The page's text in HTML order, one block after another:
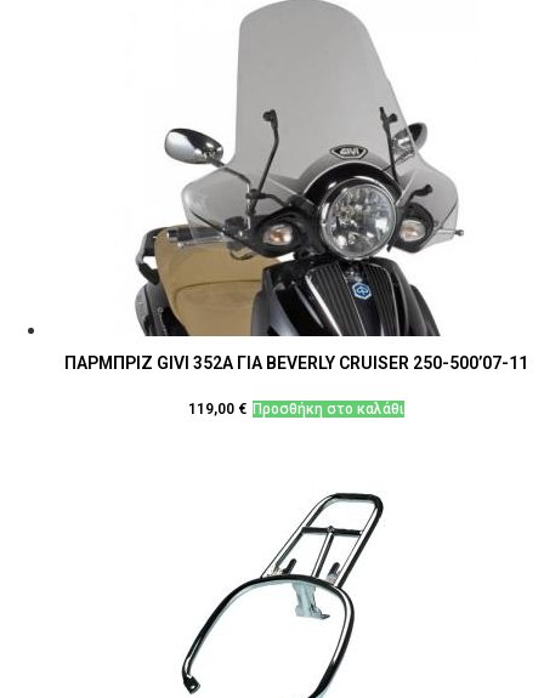
ΠΑΡΜΠΡΙΖ GIVI 352Α ΓΙΑ BEVERLY CRUISER 250-500’07-11
119,00 € Προσθήκη στο καλάθι